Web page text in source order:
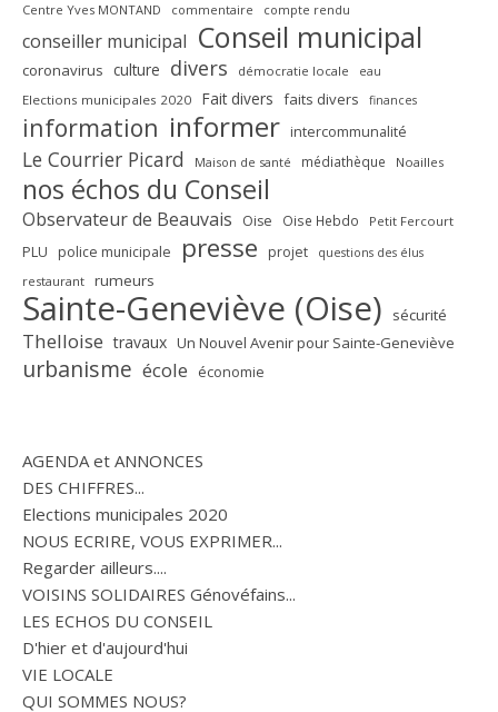
Centre Yves MONTAND commentaire compte rendu
conseiller municipal Conseil municipal
coronavirus culture divers démocratie locale eau
Elections municipales 2020 Fait divers faits divers finances
information informer intercommunalité
Le Courrier Picard Maison de santé médiathèque Noailles
nos échos du Conseil
Observateur de Beauvais Oise Oise Hebdo Petit Fercourt
PLU police municipale presse projet questions des élus
restaurant rumeurs
Sainte-Geneviève (Oise) sécurité
Thelloise travaux Un Nouvel Avenir pour Sainte-Geneviève
urbanisme école économie
AGENDA et ANNONCES
DES CHIFFRES...
Elections municipales 2020
NOUS ECRIRE, VOUS EXPRIMER...
Regarder ailleurs....
VOISINS SOLIDAIRES Génovéfains...
LES ECHOS DU CONSEIL
D'hier et d'aujourd'hui
VIE LOCALE
QUI SOMMES NOUS?